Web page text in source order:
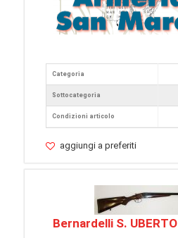
Categoria
Sottocategoria
Condizioni articolo
aggiungi a preferiti
Bernardelli S. UBERTO